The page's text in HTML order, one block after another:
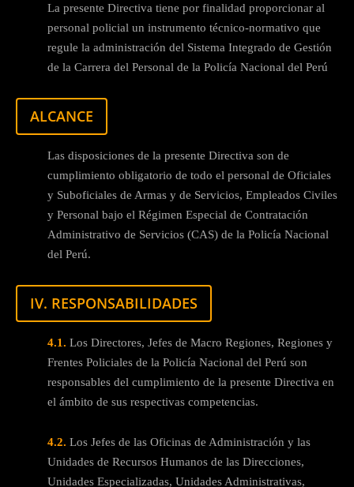
La presente Directiva tiene por finalidad proporcionar al
personal policial un instrumento técnico-normativo que
regule la administración del Sistema Integrado de Gestión
de la Carrera del Personal de la Policía Nacional del Perú
ALCANCE
Las disposiciones de la presente Directiva son de
cumplimiento obligatorio de todo el personal de Oficiales
y Suboficiales de Armas y de Servicios, Empleados Civiles
y Personal bajo el Régimen Especial de Contratación
Administrativo de Servicios (CAS) de la Policía Nacional
del Perú.
IV. RESPONSABILIDADES
4.1. Los Directores, Jefes de Macro Regiones, Regiones y
Frentes Policiales de la Policía Nacional del Perú son
responsables del cumplimiento de la presente Directiva en
el ámbito de sus respectivas competencias.
4.2. Los Jefes de las Oficinas de Administración y las
Unidades de Recursos Humanos de las Direcciones,
Unidades Especializadas, Unidades Administrativas,